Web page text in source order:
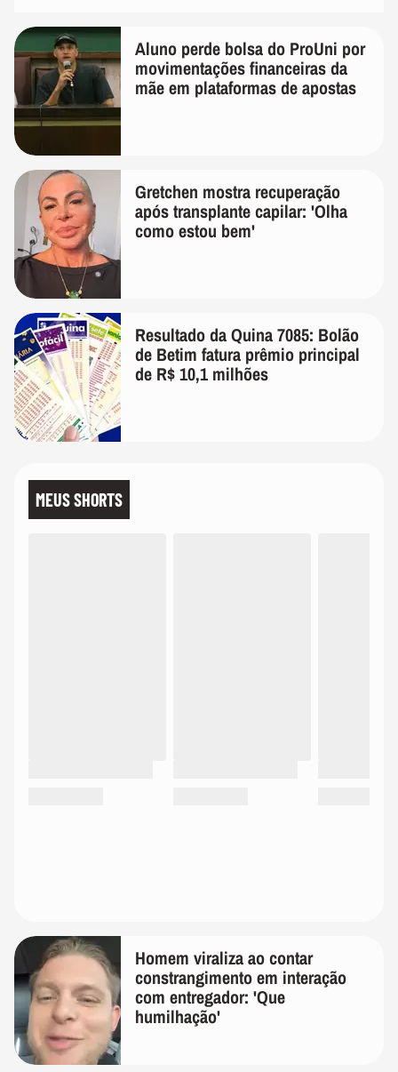
Aluno perde bolsa do ProUni por
movimentações financeiras da
mãe em plataformas de apostas
Gretchen mostra recuperação
após transplante capilar: 'Olha
como estou bem'
Resultado da Quina 7085: Bolão
de Betim fatura prêmio principal
de R$ 10,1 milhões
MEUS SHORTS
Homem viraliza ao contar
constrangimento em interação
com entregador: 'Que
humilhação'